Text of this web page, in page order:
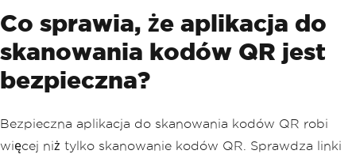
Co sprawia, że aplikacja do
skanowania kodów QR jest
bezpieczna?
Bezpieczna aplikacja do skanowania kodów QR robi
więcej niż tylko skanowanie kodów QR. Sprawdza linki